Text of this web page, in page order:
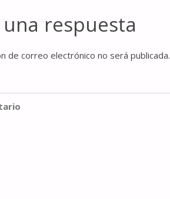
una respuesta
de correo electrónico no será publicada.